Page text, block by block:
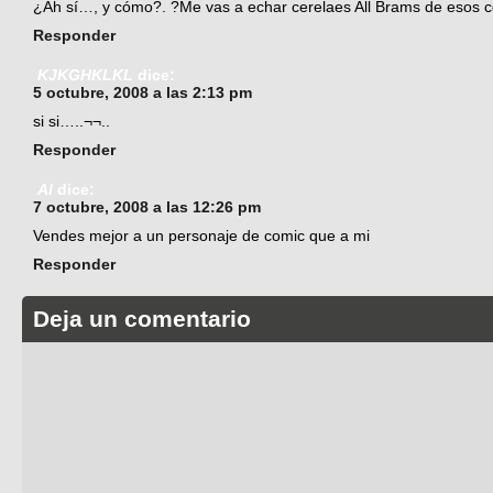
¿Ah sí…, y cómo?. ?Me vas a echar cerelaes All Brams de esos
Responder
KJKGHKLKL
dice:
5 octubre, 2008 a las 2:13 pm
si si…..¬¬..
Responder
Al dice:
7 octubre, 2008 a las 12:26 pm
Vendes mejor a un personaje de comic que a mi
Responder
Deja un comentario